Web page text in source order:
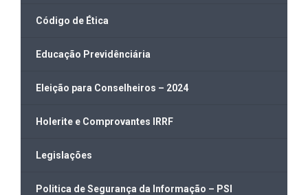
Código de Ética
Educação Previdênciária
Eleição para Conselheiros – 2024
Holerite e Comprovantes IRRF
Legislações
Politica de Segurança da Informação – PSI